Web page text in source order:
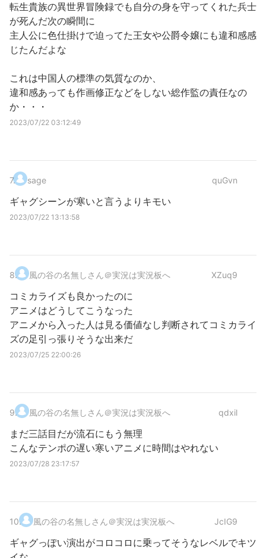
転生貴族の異世界冒険録でも自分の身を守ってくれた兵士
が死んだ次の瞬間に
主人公に色仕掛けで迫ってた王女や公爵令嬢にも違和感感
じたんだよな
これは中国人の標準の気質なのか、
違和感あっても作画修正などをしない総作監の責任なの
か・・・
2023/07/22 03:12:49
7. sage quGvn
ギャグシーンが寒いと言うよりキモい
2023/07/22 13:13:58
8. 風の谷の名無しさん＠実況は実況板へ XZuq9
コミカライズも良かったのに
アニメはどうしてこうなった
アニメから入った人は見る価値なし判断されてコミカライ
ズの足引っ張りそうな出来だ
2023/07/25 22:00:26
9. 風の谷の名無しさん＠実況は実況板へ qdxil
まだ三話目だが流石にもう無理
こんなテンポの遅い寒いアニメに時間はやれない
2023/07/28 23:17:57
10. 風の谷の名無しさん＠実況は実況板へ JcIG9
ギャグっぽい演出がコロコロに乗ってそうなレベルでキツ